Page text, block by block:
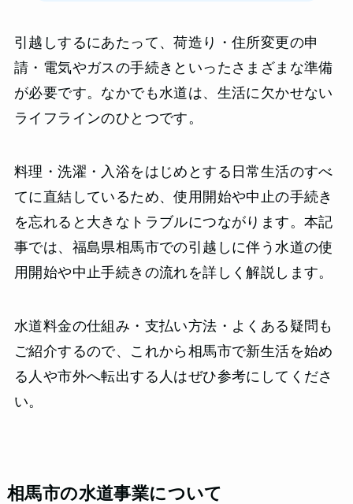
引越しするにあたって、荷造り・住所変更の申
請・電気やガスの手続きといったさまざまな準備
が必要です。なかでも水道は、生活に欠かせない
ライフラインのひとつです。
料理・洗濯・入浴をはじめとする日常生活のすべ
てに直結しているため、使用開始や中止の手続き
を忘れると大きなトラブルにつながります。本記
事では、福島県相馬市での引越しに伴う水道の使
用開始や中止手続きの流れを詳しく解説します。
水道料金の仕組み・支払い方法・よくある疑問も
ご紹介するので、これから相馬市で新生活を始め
る人や市外へ転出する人はぜひ参考にしてくださ
い。
相馬市の水道事業について